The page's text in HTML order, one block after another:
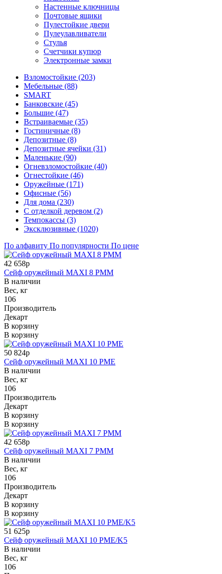
Настенные ключницы
Почтовые ящики
Пулестойкие двери
Пулеулавливатели
Стулья
Счетчики купюр
Электронные замки
Взломостойкие (203)
Мебельные (88)
SMART
Банковские (45)
Большие (47)
Встраиваемые (35)
Гостиничные (8)
Депозитные (8)
Депозитные ячейки (31)
Маленькие (90)
Огневзломостойкие (40)
Огнестойкие (46)
Оружейные (171)
Офисные (56)
Для дома (230)
С отделкой деревом (2)
Темпокассы (3)
Эксклюзивные (1020)
По алфавиту По популярности По цене
42 658р
Сейф оружейный MAXI 8 PMM
В наличии
Вес, кг
106
Производитель
Декарт
В корзину
В корзину
50 824р
Сейф оружейный MAXI 10 PME
В наличии
Вес, кг
106
Производитель
Декарт
В корзину
В корзину
42 658р
Сейф оружейный MAXI 7 PMM
В наличии
Вес, кг
106
Производитель
Декарт
В корзину
В корзину
51 625р
Сейф оружейный MAXI 10 PME/K5
В наличии
Вес, кг
106